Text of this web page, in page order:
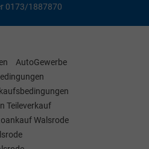
0173/1887870
AutoGewerbe
Teileverkauf
Walsrode